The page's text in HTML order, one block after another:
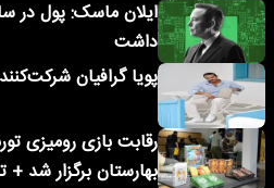
داشت
پویا گرافیان شرکت‌کننده
رقابت بازی رومیزی
بهارستان برگزار شد +